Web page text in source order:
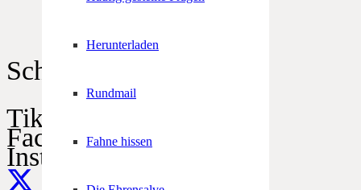
Herunterladen
Rundmail
Fahne hissen
Schützen im Netz
TikTok
Facebook
Instagram